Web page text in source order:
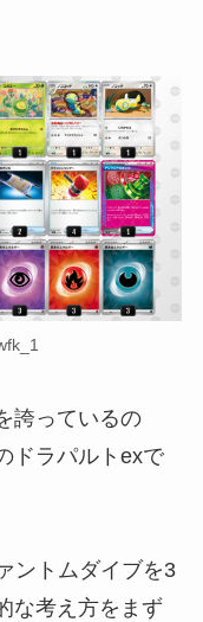
誇っているの
ドラパルトexで
ントムダイブを3
な考え方をまず